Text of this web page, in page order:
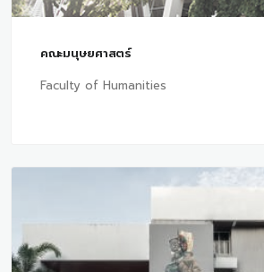
คณะมนุษยศาสตร์
Faculty of Humanities